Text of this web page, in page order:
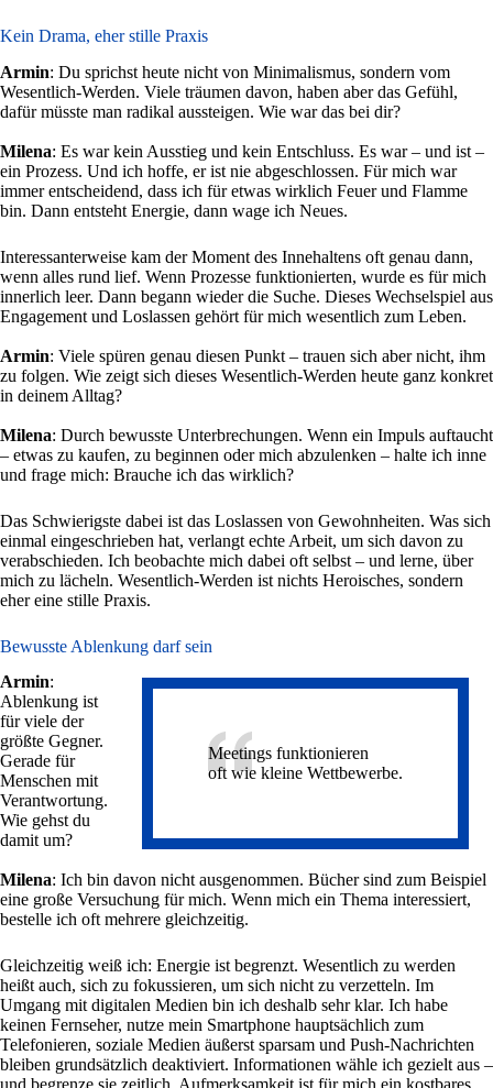
Kein Drama, eher stille Praxis
Armin: Du sprichst heute nicht von Minimalismus, sondern vom
Wesentlich-Werden. Viele träumen davon, haben aber das Gefühl,
dafür müsste man radikal aussteigen. Wie war das bei dir?
Milena: Es war kein Ausstieg und kein Entschluss. Es war – und ist –
ein Prozess. Und ich hoffe, er ist nie abgeschlossen. Für mich war
immer entscheidend, dass ich für etwas wirklich Feuer und Flamme
bin. Dann entsteht Energie, dann wage ich Neues.
Interessanterweise kam der Moment des Innehaltens oft genau dann,
wenn alles rund lief. Wenn Prozesse funktionierten, wurde es für mich
innerlich leer. Dann begann wieder die Suche. Dieses Wechselspiel aus
Engagement und Loslassen gehört für mich wesentlich zum Leben.
Armin: Viele spüren genau diesen Punkt – trauen sich aber nicht, ihm
zu folgen. Wie zeigt sich dieses Wesentlich-Werden heute ganz konkret
in deinem Alltag?
Milena: Durch bewusste Unterbrechungen. Wenn ein Impuls auftaucht
– etwas zu kaufen, zu beginnen oder mich abzulenken – halte ich inne
und frage mich: Brauche ich das wirklich?
Das Schwierigste dabei ist das Loslassen von Gewohnheiten. Was sich
einmal eingeschrieben hat, verlangt echte Arbeit, um sich davon zu
verabschieden. Ich beobachte mich dabei oft selbst – und lerne, über
mich zu lächeln. Wesentlich-Werden ist nichts Heroisches, sondern
eher eine stille Praxis.
Bewusste Ablenkung darf sein
Meetings funktionieren
oft wie kleine Wettbewerbe.
Armin:
Ablenkung ist
für viele der
größte Gegner.
Gerade für
Menschen mit
Verantwortung.
Wie gehst du
damit um?
Milena: Ich bin davon nicht ausgenommen. Bücher sind zum Beispiel
eine große Versuchung für mich. Wenn mich ein Thema interessiert,
bestelle ich oft mehrere gleichzeitig.
Gleichzeitig weiß ich: Energie ist begrenzt. Wesentlich zu werden
heißt auch, sich zu fokussieren, um sich nicht zu verzetteln. Im
Umgang mit digitalen Medien bin ich deshalb sehr klar. Ich habe
keinen Fernseher, nutze mein Smartphone hauptsächlich zum
Telefonieren, soziale Medien äußerst sparsam und Push-Nachrichten
bleiben grundsätzlich deaktiviert. Informationen wähle ich gezielt aus –